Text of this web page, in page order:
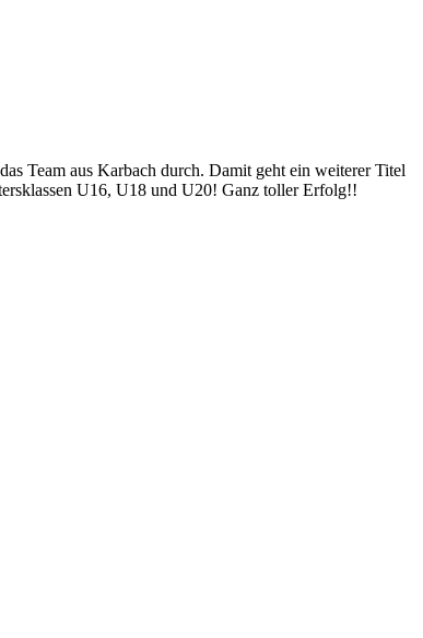
Team aus Karbach durch. Damit geht ein weiterer Titel
U16, U18 und U20! Ganz toller Erfolg!!